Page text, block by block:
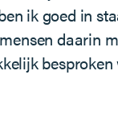
ik goed in
daarin